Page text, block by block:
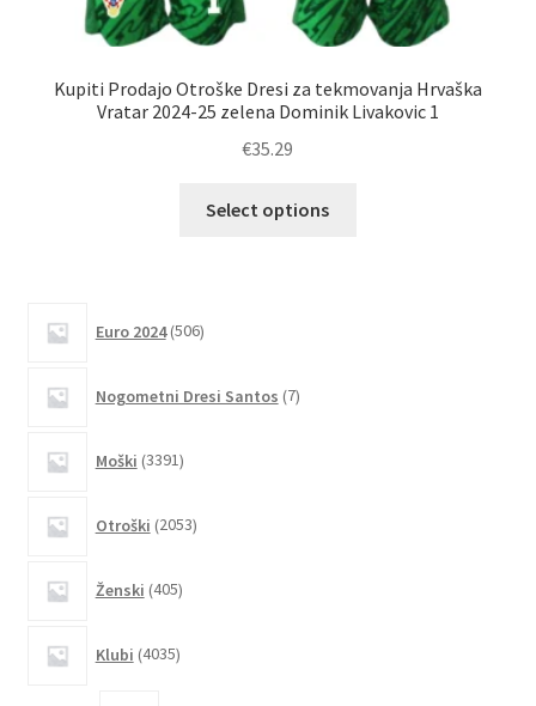
Kupiti Prodajo Otroške Dresi za tekmovanja Hrvaška
Vratar 2024-25 zelena Dominik Livakovic 1
€35.29
Select options
Euro 2024 506izdelkov
Nogometni Dresi Santos 7izdelkov
Moški 3391izdelkov
Otroški 2053izdelkov
Ženski 405izdelkov
Klubi 4035izdelkov